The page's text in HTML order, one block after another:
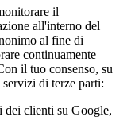
il
all'interno del
al fine di
continuamente
il tuo consenso, su
di terze parti:
dei clienti su Google,